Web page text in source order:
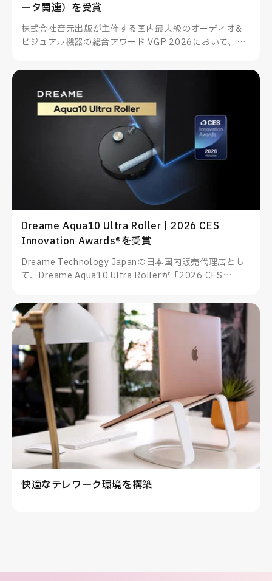
ータ関連）を受賞
株式会社音元出版が主催する国内最大級のオーディオ&
ビジュアル機器の総合アワード VGP 2026において、
ン・PC関連アクセサリー（データ関連）を受賞したこと
をお知らせいたします。
Dreame Aqua10 Ultra Roller | 2026 CES
Innovation Awards®を受賞
Dreame Technology Japanの日本国内販売代理店とし
て、Dreame Aqua10 Ultra Rollerが「2026 CES
します。
快適なテレワーク環境を構築